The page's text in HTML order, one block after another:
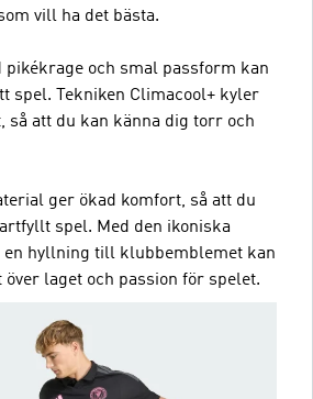
vill ha det bästa.
pikékrage och smal passform kan
spel. Tekniken Climacool+ kyler
så att du kan känna dig torr och
ger ökad komfort, så att du
spel. Med den ikoniska
en hyllning till klubbemblemet kan
laget och passion för spelet.